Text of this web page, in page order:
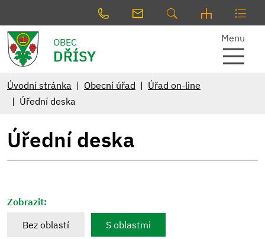
OBEC
DŘÍSY
Menu
Úvodní stránka Obecní úřad
Úřad on-line
Úřední deska
Úřední deska
Zobrazit:
Bez oblastí
S oblastmi